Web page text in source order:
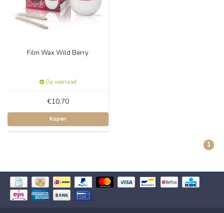
Film Wax Wild Berry
Op voorraad
€10,70
Kopen
1